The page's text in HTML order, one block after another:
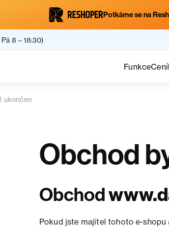
Potkáme se na
Pá 8 – 18:30)
Funkce
ukončen
Obchod
Obchod
Pokud jste majitel tohoto e-shopu